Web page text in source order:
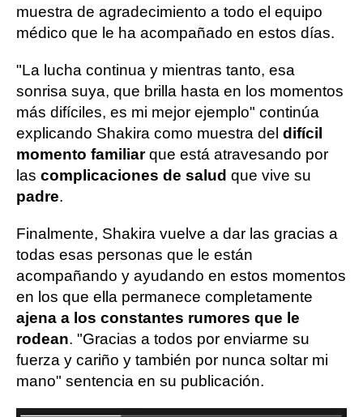
muestra de agradecimiento a todo el equipo
médico que le ha acompañado en estos días.
"La lucha continua y mientras tanto, esa
sonrisa suya, que brilla hasta en los momentos
más difíciles, es mi mejor ejemplo" continúa
explicando Shakira como muestra del difícil
momento familiarque está atravesando por
las complicaciones de salud que vive su
padre.
Finalmente, Shakira vuelve a dar las gracias a
todas esas personas que le están
acompañando y ayudando en estos momentos
en los que ella permanece completamente
ajena a los constantes rumores que le
rodean. "Gracias a todos por enviarme su
fuerza y cariño y también por nunca soltar mi
mano" sentencia en su publicación.